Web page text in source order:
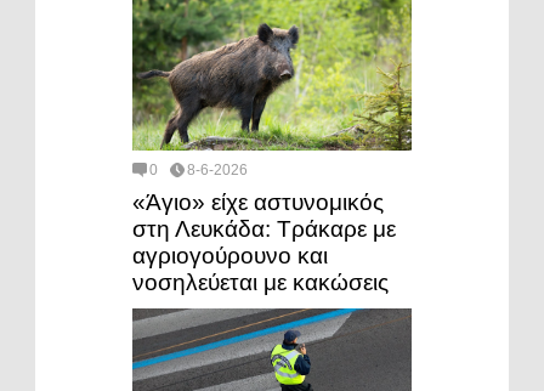
0 8-6-2026
«Άγιο» είχε αστυνομικός
στη Λευκάδα: Τράκαρε με
αγριογούρουνο και
νοσηλεύεται με κακώσεις